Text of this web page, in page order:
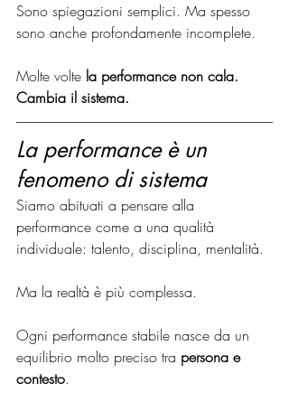
Sono spiegazioni semplici. Ma spesso
sono anche profondamente incomplete.
Molte volte la performance non cala.
Cambia il sistema.
La performance è un
fenomeno di sistema
Siamo abituati a pensare alla
performance come a una qualità
individuale: talento, disciplina, mentalità.
Ma la realtà è più complessa.
Ogni performance stabile nasce da un
equilibrio molto preciso tra persona e
contesto.